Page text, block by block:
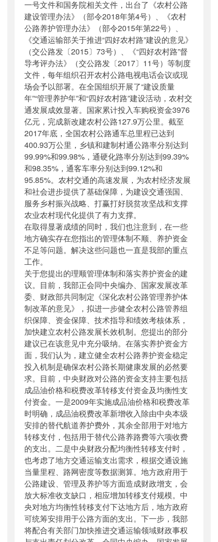
一号文件和国务院相关文件，出台了《农村公路
建设管理办法》（部令2018年第4号）、《农村
公路养护管理办法》（部令2015年第22号）、
《交通运输部关于推进“四好农村路”建设的意见》
（交公路发〔2015〕73号）、《“四好农村路”督
导考评办法》（交公路发〔2017〕11号）等制度
文件，每年组织召开农村公路电视电话会议或现
场会予以部署。在全国组织开展了“建设质量
年”“管理养护年”和“四好农村路”建设活动，农村交
通发展成效显著。国家累计投入车购税资金3976
亿元，完成新改建农村公路127.9万公里。截至
2017年底，全国农村公路通车总里程已达到
400.93万公里，乡镇和建制村通公路率分别达到
99.99%和99.98%，通硬化路率分别达到99.39%
和98.35%，通客车率分别达到99.12%和
95.85%。农村交通的高速发展，为农村经济发展
和社会进步提供了基础保障，为建设交通强国、
服务乡村振兴战略、打赢打好脱贫攻坚战和支撑
农业农村现代化提供了有力支撑。
在取得显著成绩的同时，我们也注意到，在一些
地方确实存在您指出的管理体制不顺、养护资金
不足等问题。解决这些问题也一直是我部的重点
工作。
关于您提出的理顺管理体制和落实养护资金的建
议。目前，我部正会同中央编办、国家发展改革
委、财政部共同制定《深化农村公路管理养护体
制改革的意见》，拟进一步健全农村公路管养组
织保障、资金保障、技术指导和绩效考核体系，
加快建立农村公路发展长效机制。您提出的部分
建议已在该意见中充分吸纳。在落实养护资金方
面，我们认为，建立健全农村公路养护资金稳定
投入机制是确保农村公路长期健康发展的必然要
求。目前，中央财政对公路的资金支持主要包括
成品油价格和税费改革转移支付资金及均衡性支
付资金。一是2009年实施成品油价格和税费改革
时明确，成品油税费改革新增收入除由中央本级
安排的替代航道养护费外，其余全部用于对地方
转移支付，包括用于替代公路养路费等六项收费
的支出。二是中央财政分配均衡性转移支付时，
也考虑了地方交通运输支出需求，根据交通设施
当量里程、路网密度等数据测算。地方政府用于
公路建设、管理及养护等方面造成财政增支，会
放大标准收支缺口，相应增加转移支付规模。中
央对地方均衡性转移支付下达地方后，地方政府
可统筹安排用于公路方面的支出。下一步，我部
将配合有关部门加快推进交通运输领域财政事权